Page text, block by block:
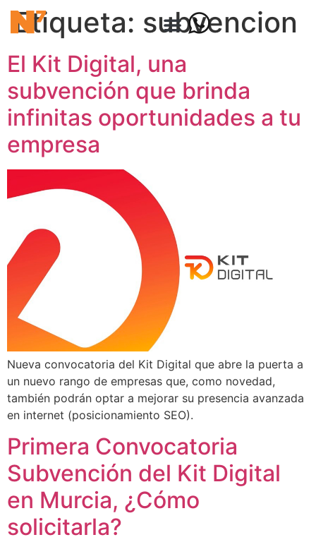
Etiqueta: subvencion
El Kit Digital, una
subvención que brinda
infinitas oportunidades a tu
empresa
Nueva convocatoria del Kit Digital que abre la puerta a
un nuevo rango de empresas que, como novedad,
también podrán optar a mejorar su presencia avanzada
en internet (posicionamiento SEO).
Primera Convocatoria
Subvención del Kit Digital
en Murcia, ¿Cómo
solicitarla?